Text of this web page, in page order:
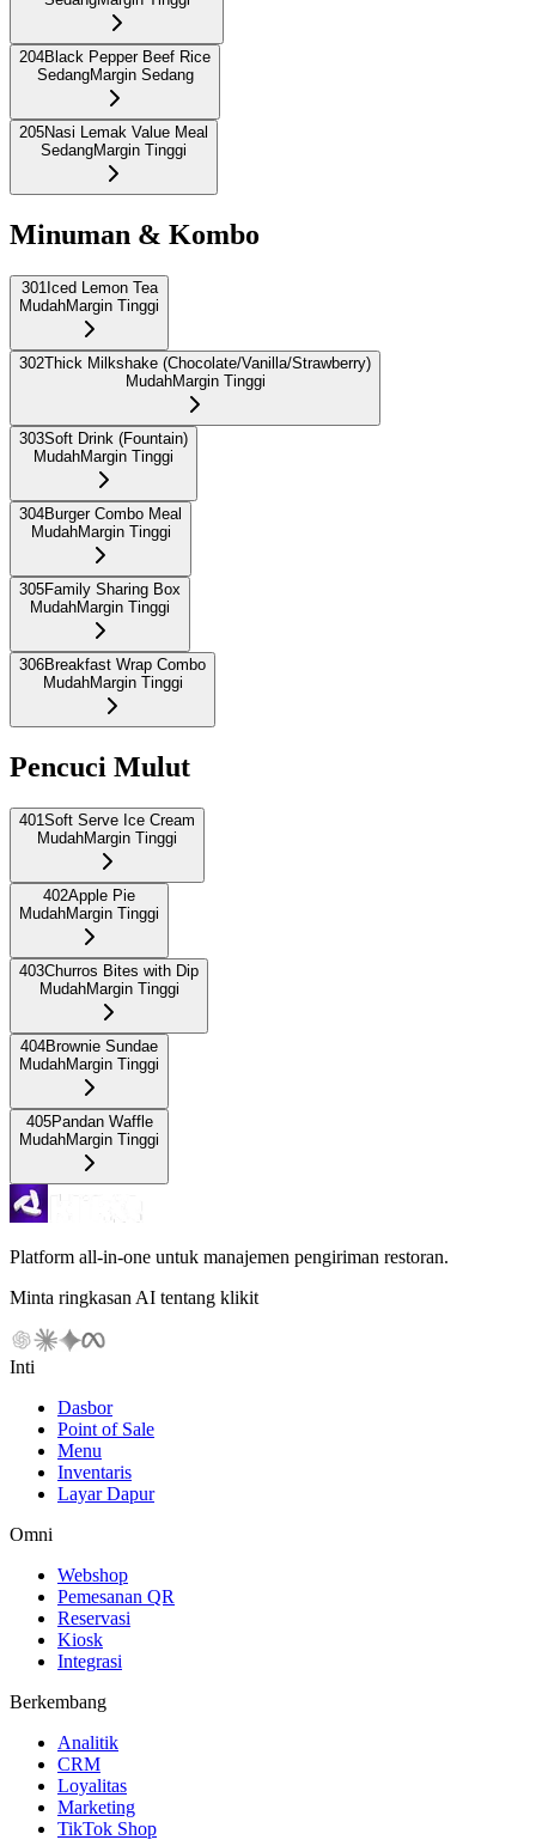
204Black Pepper Beef Rice
SedangMargin Sedang
205Nasi Lemak Value Meal
SedangMargin Tinggi
Minuman & Kombo
301Iced Lemon Tea
MudahMargin Tinggi
302Thick Milkshake (Chocolate/Vanilla/Strawberry)
MudahMargin Tinggi
303Soft Drink (Fountain)
MudahMargin Tinggi
304Burger Combo Meal
MudahMargin Tinggi
305Family Sharing Box
MudahMargin Tinggi
306Breakfast Wrap Combo
MudahMargin Tinggi
Pencuci Mulut
401 Soft Serve Ice Cream
MudahMargin Tinggi
402Apple Pie
MudahMargin Tinggi
403Churros Bites with Dip
MudahMargin Tinggi
404Brownie Sundae
MudahMargin Tinggi
405Pandan Waffle
MudahMargin Tinggi
Platform all-in-one untuk manajemen pengiriman restoran.
Minta ringkasan AI tentang klikit
Inti
Dasbor
Point of Sale
Menu
Inventaris
Layar Dapur
Omni
Webshop
Pemesanan QR
Reservasi
Kiosk
Integrasi
Berkembang
Analitik
CRM
Loyalitas
Marketing
TikTok Shop